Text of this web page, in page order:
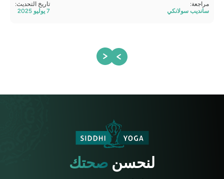
مراجعة:
سانديب سولانكي
تاريخ التحديث:
لنحسنصحتك